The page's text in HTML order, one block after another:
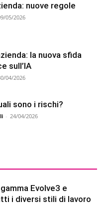
nuove regole
05/2026
la nuova sfida
sull’IA
04/2026
sono i rischi?
- 24/04/2026
Evolve3 e
i diversi stili di lavoro